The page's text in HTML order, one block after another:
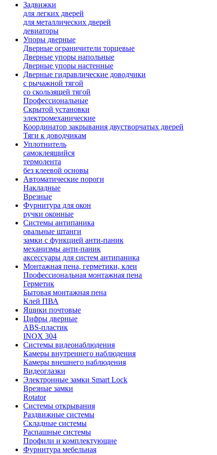
Задвижки
для легких дверей
для металлических дверей
девиаторы
Упоры дверные
Дверные ограничители торцевые
Дверные упоры напольные
Дверные упоры настенные
Дверные гидравлические доводчики
с рычажной тягой
со скользящей тягой
Профессиональные
Скрытой установки
электромеханические
Координатор закрывания двустворчатых дверей
Тяги к доводчикам
Уплотнитель
самоклеящийся
термолента
без клеевой основы
Автоматические пороги
Накладные
Врезные
Фурнитура для окон
ручки оконные
Системы антипаника
овальные штанги
замки с функцией анти-паник
механизмы анти-паник
аксессуары для систем антипаника
Монтажная пена, герметики, клеи
Профессиональная монтажная пена
Герметик
Бытовая монтажная пена
Клей ПВА
Ящики почтовые
Цифры дверные
ABS-пластик
INOX 304
Системы видеонаблюдения
Камеры внутреннего наблюдения
Камеры внешнего наблюдения
Видеоглазки
Электронные замки Smart Lock
Врезные замки
Rotator
Системы открывания
Раздвижные системы
Складные системы
Распашные системы
Профили и комплектующие
Фурнитура мебельная